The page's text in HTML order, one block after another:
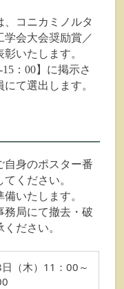
コニカミノルタ
学会大会奨励賞／
いたします。
：00】に掲示さ
て選出します。
自身のポスター番
ください。
いたします。
務局にて撤去・破
ださい。
（木）11：00～